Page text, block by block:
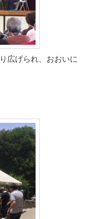
広げられ、おおいに